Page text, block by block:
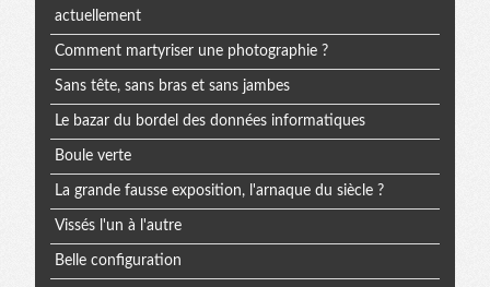
actuellement
Comment martyriser une photographie ?
Sans tête, sans bras et sans jambes
Le bazar du bordel des données informatiques
Boule verte
La grande fausse exposition, l'arnaque du siècle ?
Vissés l'un à l'autre
Belle configuration